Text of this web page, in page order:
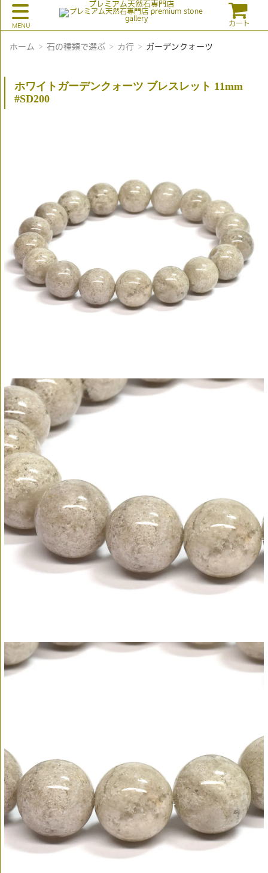
プレミアム天然石専門店
カート
ホーム 石の種類で選ぶ カ行 ガーデンクォーツ
ホワイトガーデンクォーツ ブレスレット 11mm
#SD200